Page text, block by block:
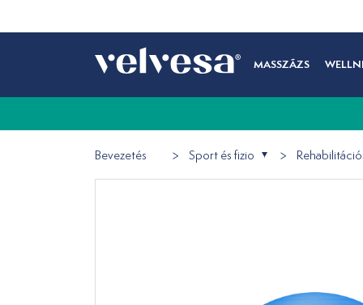
MASSZÁZS
Bevezetés Sport és fizio